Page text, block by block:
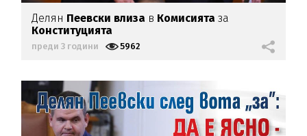
Делян Пеевски влиза в Комисията за
Конституцията
преди 3 години 5962